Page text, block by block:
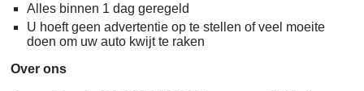
Alles binnen 1 dag geregeld
U hoeft geen advertentie op te stellen of veel moeite
doen om uw auto kwijt te raken
Over ons